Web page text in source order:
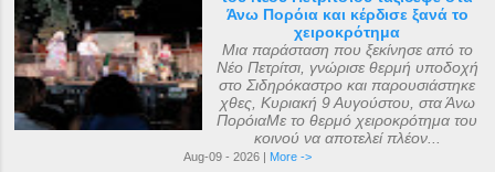
Άνω Πορόια και κέρδισε ξανά το
χειροκρότημα
Μια παράσταση που ξεκίνησε από το
Νέο Πετρίτσι, γνώρισε θερμή υποδοχή
στο Σιδηρόκαστρο και παρουσιάστηκε
χθες, Κυριακή 9 Αυγούστου, στα Άνω
ΠορόιαΜε το θερμό χειροκρότημα του
κοινού να αποτελεί πλέον...
Aug-09 - 2026 | More ->